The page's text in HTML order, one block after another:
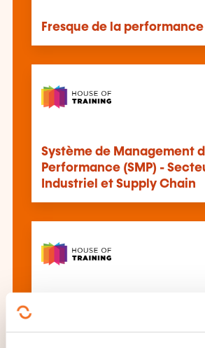
Fresque de la
Système de Management
Performance (SMP) -
Industriel et Supply Chain